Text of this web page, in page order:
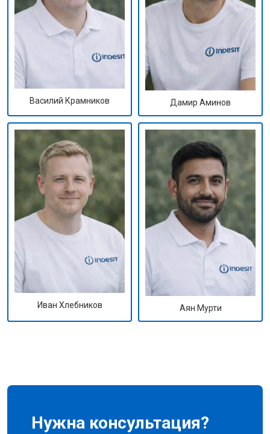
Василий Крамников Дамир Аминов
Иван Хлебников Аян Мурти
Нужна консультация?